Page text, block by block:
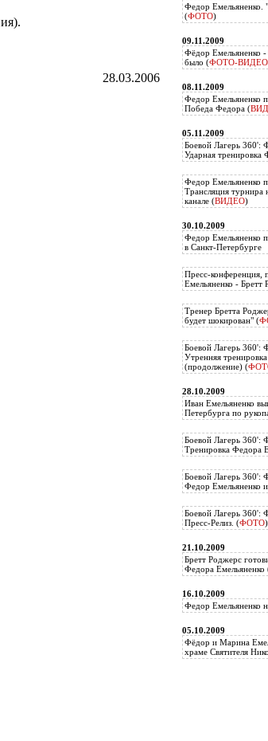
28.03.2006
Федор Емельяненко.
(ФОТО)
09.11.2009
Фёдор Емельяненко
было (ФОТО-ВИДЕО
08.11.2009
Федор Емельяненко
Победа Федора (
05.11.2009
Боевой Лагерь 360':
Ударная тренировка
Федор Емельяненко
Трансляция
канале (ВИДЕО)
30.10.2009
Федор Емельяненко
в Санкт-Петербурге
Пресс-конференция,
Емельяненко - Бретт
Тренер Бретта
будет шокирован" (
Боевой Лагерь 360':
Утренняя
(продолжение) (
28.10.2009
Иван Емельяненко
Петербурга по
Боевой Лагерь 360':
Тренировка Федора
Боевой Лагерь 360':
Федор Емельяненко
Боевой Лагерь 360':
Пресс-Релиз. (ФОТО)
21.10.2009
Бретт Роджерс
Федора Емельяненко
16.10.2009
Федор Емельяненко
05.10.2009
Фёдор и Марина
храме Святителя